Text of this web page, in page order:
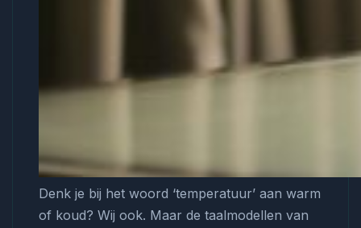
Denk je bij het woord ‘temperatuur’ aan warm
of koud? Wij ook. Maar de taalmodellen van